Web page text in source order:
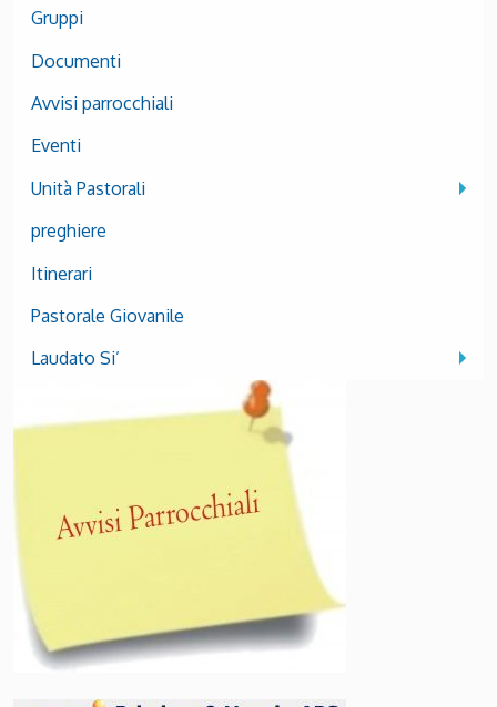
Gruppi
Documenti
Avvisi parrocchiali
Eventi
Unità Pastorali
preghiere
Itinerari
Pastorale Giovanile
Laudato Si’